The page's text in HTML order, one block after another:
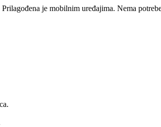
je mobilnim uređajima. Nema